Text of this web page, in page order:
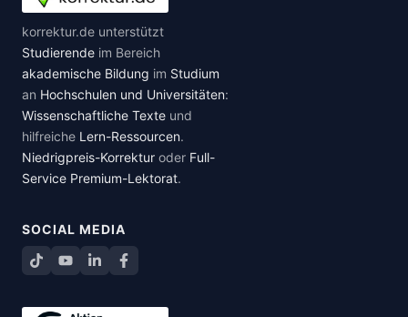
korrektur.de unterstützt
Studierende im Bereich
akademische Bildung im Studium
an Hochschulen und Universitäten:
Wissenschaftliche Texte und
hilfreiche Lern-Ressourcen.
Niedrigpreis-Korrektur oder Full-
Service Premium-Lektorat.
SOCIAL MEDIA
TikTokYouTube
LinkedInFacebook teilen